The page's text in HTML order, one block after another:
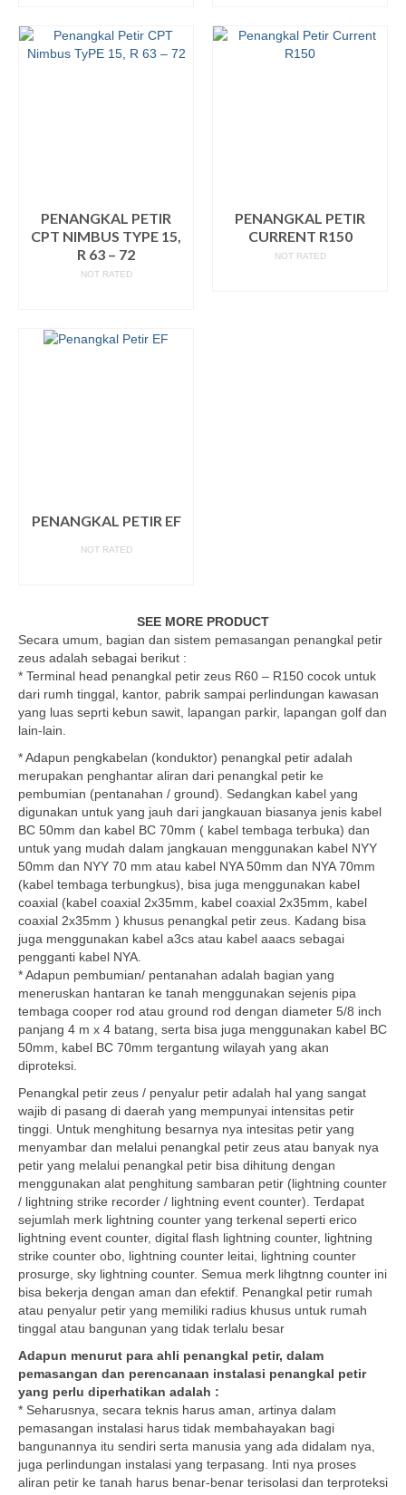
PENANGKAL PETIR
CPT NIMBUS TYPE 15,
R 63 – 72
NOT RATED
PENANGKAL PETIR
CURRENT R150
NOT RATED
PENANGKAL PETIR EF
NOT RATED
SEE MORE PRODUCT
Secara umum, bagian dan sistem pemasangan penangkal petir
zeus adalah sebagai berikut :
* Terminal head penangkal petir zeus R60 – R150 cocok untuk
dari rumh tinggal, kantor, pabrik sampai perlindungan kawasan
yang luas seprti kebun sawit, lapangan parkir, lapangan golf dan
lain-lain.
* Adapun pengkabelan (konduktor) penangkal petir adalah
merupakan penghantar aliran dari penangkal petir ke
pembumian (pentanahan / ground). Sedangkan kabel yang
digunakan untuk yang jauh dari jangkauan biasanya jenis kabel
BC 50mm dan kabel BC 70mm ( kabel tembaga terbuka) dan
untuk yang mudah dalam jangkauan menggunakan kabel NYY
50mm dan NYY 70 mm atau kabel NYA 50mm dan NYA 70mm
(kabel tembaga terbungkus), bisa juga menggunakan kabel
coaxial (kabel coaxial 2x35mm, kabel coaxial 2x35mm, kabel
coaxial 2x35mm ) khusus penangkal petir zeus. Kadang bisa
juga menggunakan kabel a3cs atau kabel aaacs sebagai
pengganti kabel NYA.
* Adapun pembumian/ pentanahan adalah bagian yang
meneruskan hantaran ke tanah menggunakan sejenis pipa
tembaga cooper rod atau ground rod dengan diameter 5/8 inch
panjang 4 m x 4 batang, serta bisa juga menggunakan kabel BC
50mm, kabel BC 70mm tergantung wilayah yang akan
diproteksi.
Penangkal petir zeus / penyalur petir adalah hal yang sangat
wajib di pasang di daerah yang mempunyai intensitas petir
tinggi. Untuk menghitung besarnya nya intesitas petir yang
menyambar dan melalui penangkal petir zeus atau banyak nya
petir yang melalui penangkal petir bisa dihitung dengan
menggunakan alat penghitung sambaran petir (lightning counter
/ lightning strike recorder / lightning event counter). Terdapat
sejumlah merk lightning counter yang terkenal seperti erico
lightning event counter, digital flash lightning counter, lightning
strike counter obo, lightning counter leitai, lightning counter
prosurge, sky lightning counter. Semua merk lihgtnng counter ini
bisa bekerja dengan aman dan efektif. Penangkal petir rumah
atau penyalur petir yang memiliki radius khusus untuk rumah
tinggal atau bangunan yang tidak terlalu besar
Adapun menurut para ahli penangkal petir, dalam
pemasangan dan perencanaan instalasi penangkal petir
yang perlu diperhatikan adalah :
* Seharusnya, secara teknis harus aman, artinya dalam
pemasangan instalasi harus tidak membahayakan bagi
bangunannya itu sendiri serta manusia yang ada didalam nya,
juga perlindungan instalasi yang terpasang. Inti nya proses
aliran petir ke tanah harus benar-benar terisolasi dan terproteksi